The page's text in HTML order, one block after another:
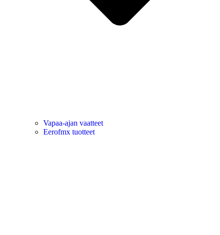
Vapaa-ajan vaatteet
Eerofmx tuotteet